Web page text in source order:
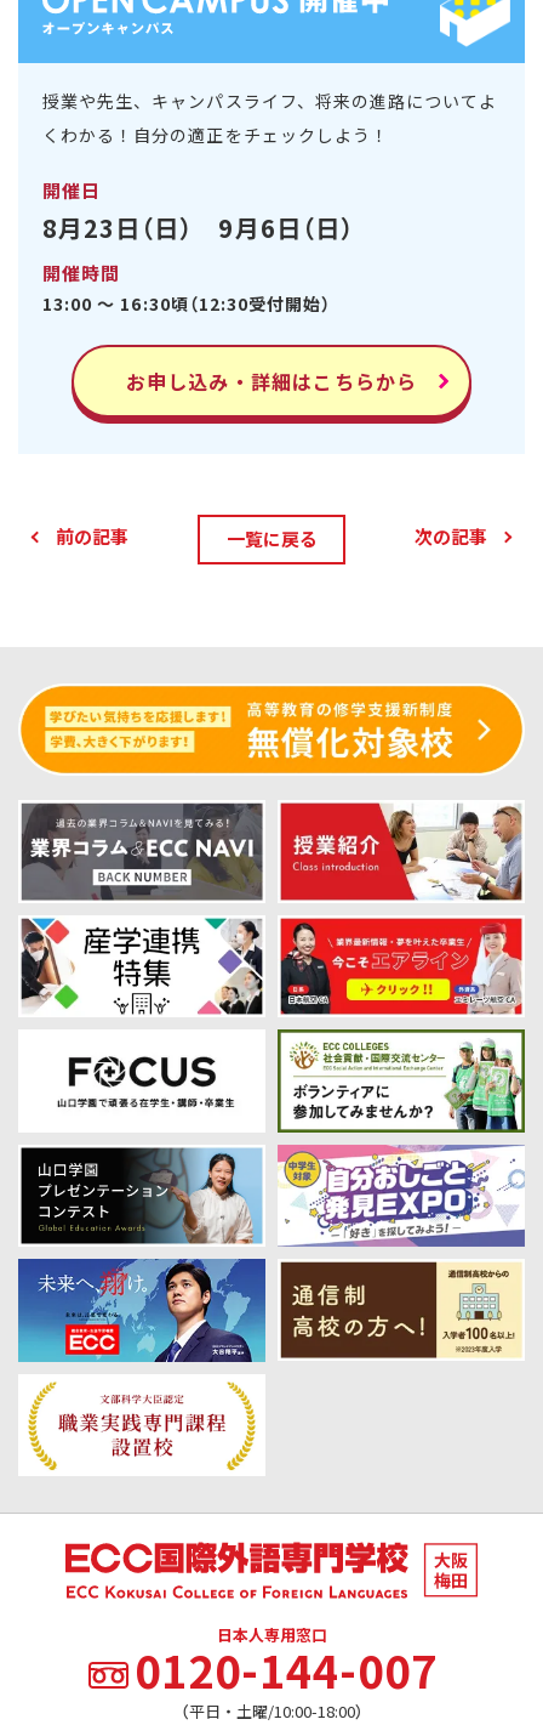
授業や先生、キャンパスライフ、将来の進路についてよ
くわかる！自分の適正をチェックしよう！
開催日
8月23日（日） 9月6日（日）
開催時間
13:00 ～ 16:30頃（12:30受付開始）
お申し込み・詳細はこちらから
前の記事 一覧に戻る 次の記事
日本人専用窓口
0120-144-007
（平日・土曜/10:00-18:00）